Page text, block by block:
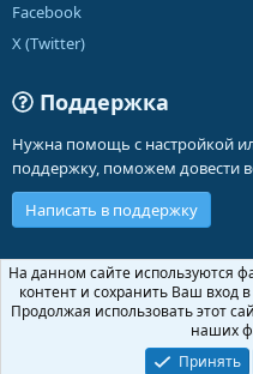
Facebook
X (Twitter)
Поддержка
Нужна помощь с настройкой
поддержку, поможем довести
Написать в поддержку
Russian (RU)
Обратная связь
Условия и
Политика
Community platform by XenForo ® ©
На данном сайте используются
контент и сохранить Ваш вход
Продолжая использовать этот
наших
Принять